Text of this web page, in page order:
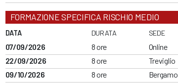
FORMAZIONE SPECIFICA RISCHIO MEDIO
DATA DURATA SEDE
07/09/2026 8 ore Online
22/09/2026 8 ore Treviglio
09/10/2026 8 ore Bergamo